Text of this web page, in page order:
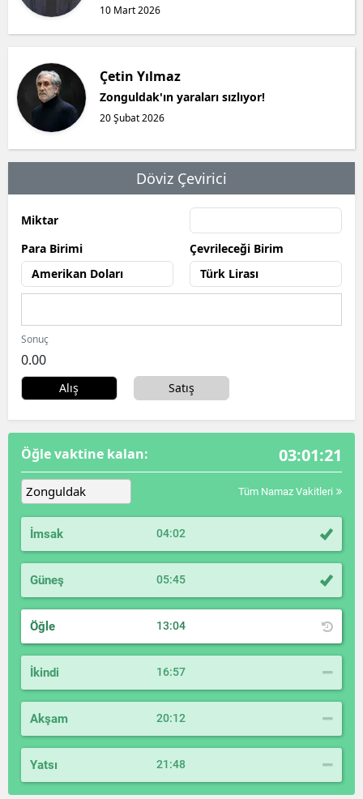
10 Mart 2026
Çetin Yılmaz
20 Şubat 2026
Zonguldak'ın yaraları sızlıyor!
Döviz Çevirici
Miktar
Para Birimi
Çevrileceği Birim
Sonuç
0.00
Alış Satış
Öğlevaktine kalan: 03:01:19
Tüm Namaz Vakitleri
İmsak 04:02
Güneş 05:45
Öğle 13:04
İkindi 16:57
Akşam 20:12
Yatsı 21:48